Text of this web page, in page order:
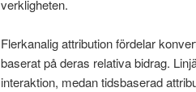
verkligheten.
Flerkanalig attribution fördelar
baserat på deras relativa bidrag.
interaktion, medan tidsbaserad